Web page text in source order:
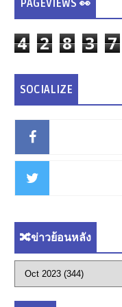
PAGEVIEWS 👀
4 2 8 3 7
SOCIALIZE
🔀ข่าวย้อนหลัง